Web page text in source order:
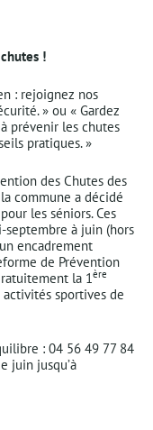
!
: rejoignez nos
» ou « Gardez
prévenir les chutes
pratiques. »
des Chutes des
commune a décidé
les séniors. Ces
à juin (hors
encadrement
de Prévention
la 1ère
sportives de
: 04 56 49 77 84
juin jusqu’à